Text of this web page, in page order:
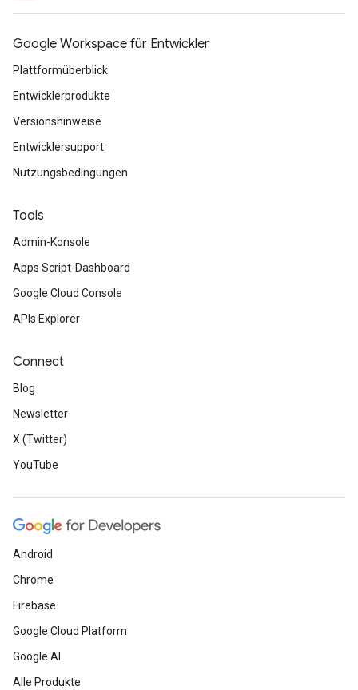
Google Workspace für Entwickler
Plattformüberblick
Entwicklerprodukte
Versionshinweise
Entwicklersupport
Nutzungsbedingungen
Tools
Admin-Konsole
Apps Script-Dashboard
Google Cloud Console
APIs Explorer
Connect
Blog
Newsletter
X (Twitter)
YouTube
Android
Chrome
Firebase
Google Cloud Platform
Google AI
Alle Produkte